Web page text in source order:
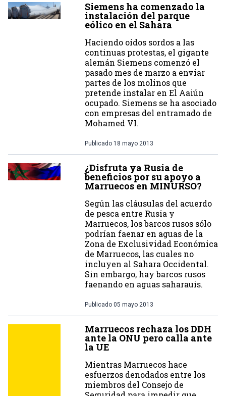
Siemens ha comenzado la
instalación del parque
eólico en el Sahara
Haciendo oídos sordos a las
continuas protestas, el gigante
alemán Siemens comenzó el
pasado mes de marzo a enviar
partes de los molinos que
pretende instalar en El Aaiún
ocupado. Siemens se ha asociado
con empresas del entramado de
Mohamed VI.
Publicado 18 mayo 2013
¿Disfruta ya Rusia de
beneficios por su apoyo a
Marruecos en MINURSO?
Según las cláusulas del acuerdo
de pesca entre Rusia y
Marruecos, los barcos rusos sólo
podrían faenar en aguas de la
Zona de Exclusividad Económica
de Marruecos, las cuales no
incluyen al Sahara Occidental.
Sin embargo, hay barcos rusos
faenando en aguas saharauis.
Publicado 05 mayo 2013
Marruecos rechaza los DDH
ante la ONU pero calla ante
la UE
Mientras Marruecos hace
esfuerzos denodados entre los
miembros del Consejo de